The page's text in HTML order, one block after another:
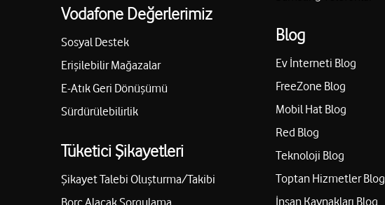
Vodafone Değerlerimiz
Sosyal Destek
Erişilebilir Mağazalar
E-Atık Geri Dönüşümü
Sürdürülebilirlik
Tüketici Şikayetleri
Şikayet Talebi Oluşturma/Takibi
Blog
Ev İnterneti Blog
FreeZone Blog
Mobil Hat Blog
Red Blog
Teknoloji Blog
Toptan Hizmetler Blog
İnsan Kaynakları Blog